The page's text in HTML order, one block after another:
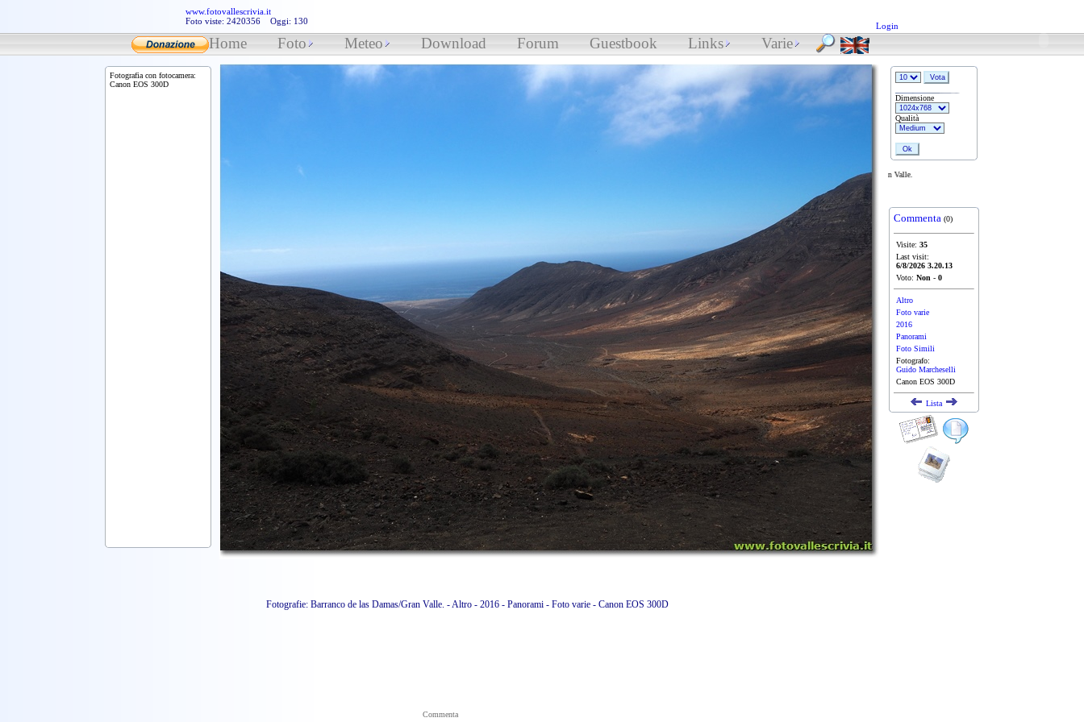
www.fotovallescrivia.it
Foto viste: 2420356 Oggi: 130
Login
Home Foto Meteo Download Forum Guestbook Links Varie
Fotografie: Barranco de las Damas/Gran Valle. - Altro - 2016 - Panorami - Foto varie - Canon EOS 300D
Commenta
Fotografia con fotocamera:
Canon EOS 300D
Dimensione
Qualità
Barranco de las Damas/Gran Valle.
Commenta (0)
Visite: 35
Last visit:
6/8/2026 3.20.13
Voto: Non - 0
Altro
Foto varie
2016
Panorami
Foto Simili
Fotografo:
Guido Marcheselli
Canon EOS 300D
Lista